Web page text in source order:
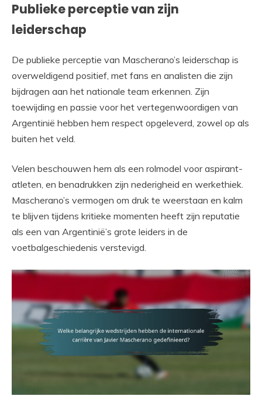
Publieke perceptie van zijn
leiderschap
De publieke perceptie van Mascherano’s leiderschap is
overweldigend positief, met fans en analisten die zijn
bijdragen aan het nationale team erkennen. Zijn
toewijding en passie voor het vertegenwoordigen van
Argentinië hebben hem respect opgeleverd, zowel op als
buiten het veld.
Velen beschouwen hem als een rolmodel voor aspirant-
atleten, en benadrukken zijn nederigheid en werkethiek.
Mascherano’s vermogen om druk te weerstaan en kalm
te blijven tijdens kritieke momenten heeft zijn reputatie
als een van Argentinië’s grote leiders in de
voetbalgeschiedenis verstevigd.